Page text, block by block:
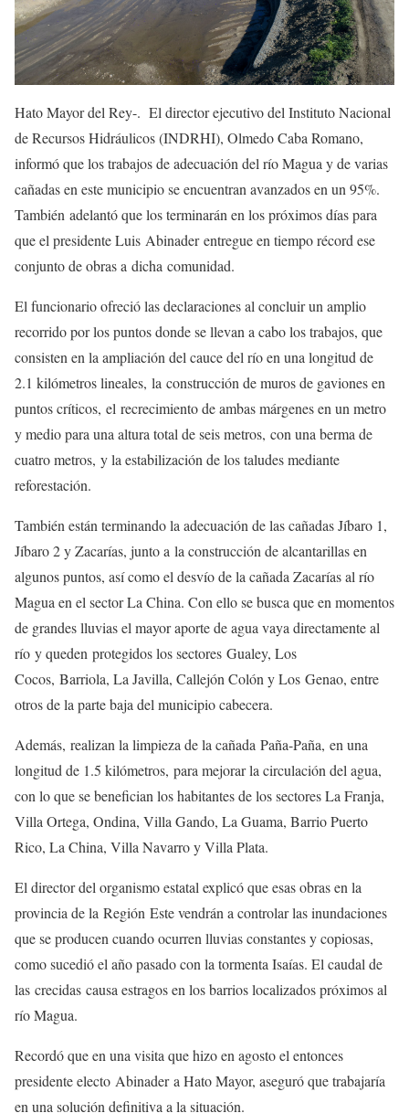
Hato Mayor del Rey-. El director ejecutivo del Instituto Nacional
de Recursos Hidráulicos (INDRHI), Olmedo Caba Romano,
informó que los trabajos de adecuación del río Magua y de varias
cañadas en este municipio se encuentran avanzados en un 95%.
También adelantó que los terminarán en los próximos días para
que el presidente Luis Abinader entregue en tiempo récord ese
conjunto de obras a dicha comunidad.
El funcionario ofreció las declaraciones al concluir un amplio
recorrido por los puntos donde se llevan a cabo los trabajos, que
consisten en la ampliación del cauce del río en una longitud de
2.1 kilómetros lineales, la construcción de muros de gaviones en
puntos críticos, el recrecimiento de ambas márgenes en un metro
y medio para una altura total de seis metros, con una berma de
cuatro metros, y la estabilización de los taludes mediante
reforestación.
También están terminando la adecuación de las cañadas Jíbaro 1,
Jíbaro 2 y Zacarías, junto a la construcción de alcantarillas en
algunos puntos, así como el desvío de la cañada Zacarías al río
Magua en el sector La China. Con ello se busca que en momentos
de grandes lluvias el mayor aporte de agua vaya directamente al
río y queden protegidos los sectores Gualey, Los
Cocos, Barriola, La Javilla, Callejón Colón y Los Genao, entre
otros de la parte baja del municipio cabecera.
Además, realizan la limpieza de la cañada Paña-Paña, en una
longitud de 1.5 kilómetros, para mejorar la circulación del agua,
con lo que se benefician los habitantes de los sectores La Franja,
Villa Ortega, Ondina, Villa Gando, La Guama, Barrio Puerto
Rico, La China, Villa Navarro y Villa Plata.
El director del organismo estatal explicó que esas obras en la
provincia de la Región Este vendrán a controlar las inundaciones
que se producen cuando ocurren lluvias constantes y copiosas,
como sucedió el año pasado con la tormenta Isaías. El caudal de
las crecidas causa estragos en los barrios localizados próximos al
río Magua.
Recordó que en una visita que hizo en agosto el entonces
presidente electo Abinader a Hato Mayor, aseguró que trabajaría
en una solución definitiva a la situación.